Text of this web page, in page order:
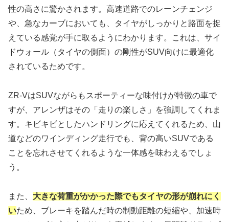
性の高さに驚かされます。高速道路でのレーンチェンジ
や、急なカーブにおいても、タイヤがしっかりと路面を捉
えている感覚が手に取るようにわかります。これは、サイ
ドウォール（タイヤの側面）の剛性がSUV向けに最適化
されているためです。
ZR-VはSUVながらもスポーティーな味付けが特徴の車で
すが、アレンザはその「走りの楽しさ」を強調してくれま
す。キビキビとしたハンドリングに応えてくれるため、山
道などのワインディング走行でも、背の高いSUVである
ことを忘れさせてくれるような一体感を味わえるでしょ
う。
また、 大きな荷重がかかった際でもタイヤの形が崩れにく
いため、ブレーキを踏んだ時の制動距離の短縮や、加速時